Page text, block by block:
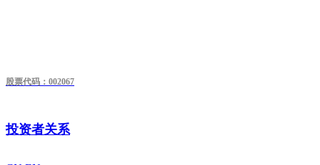
股票代码：002067
投资者关系